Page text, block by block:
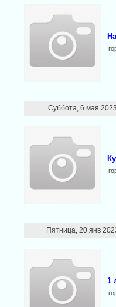
Суббота, 6 мая 2023
Пятница, 20 янв
1